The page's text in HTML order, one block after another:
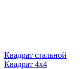
Квадрат стальной
Квадрат 4х4